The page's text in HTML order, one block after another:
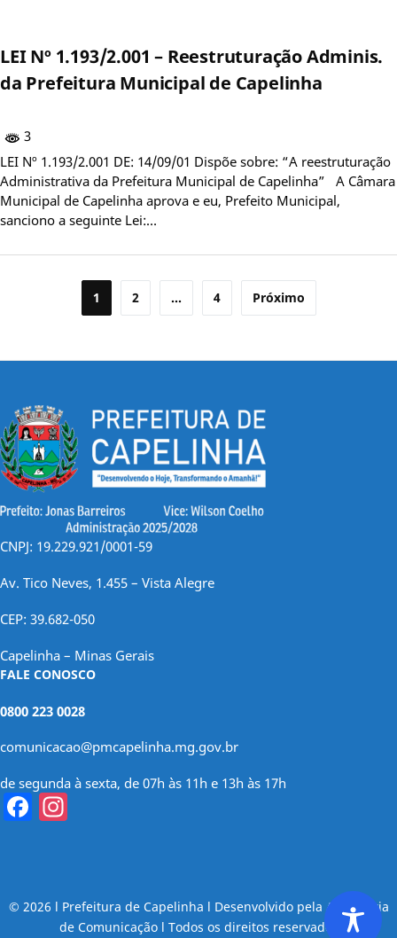
LEI Nº 1.193/2.001 – Reestruturação Adminis.
da Prefeitura Municipal de Capelinha
3
LEI Nº 1.193/2.001 DE: 14/09/01 Dispõe sobre: “A reestruturação
Administrativa da Prefeitura Municipal de Capelinha” A Câmara
Municipal de Capelinha aprova e eu, Prefeito Municipal,
sanciono a seguinte Lei:…
Paginação
posts
1 2 … 4 Próximo
CNPJ: 19.229.921/0001-59
Av. Tico Neves, 1.455 – Vista Alegre
CEP: 39.682-050
Capelinha – Minas Gerais
FALE CONOSCO
0800 223 0028
comunicacao@pmcapelinha.mg.gov.br
de segunda à sexta, de 07h às 11h e 13h às 17h
Facebook
© 2026 l Prefeitura de Capelinha l Desenvolvido pela Assessoria
de Comunicação l Todos os direitos reservados